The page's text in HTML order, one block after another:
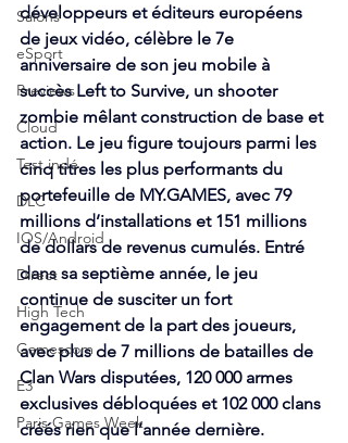
Salons
eSport
Previews
Cloud
Test indé
DLC
IOS/Android
Direct
High Tech
Gamescom
E3
Paris Games Week
développeurs et éditeurs européens
de jeux vidéo, célèbre le 7e
anniversaire de son jeu mobile à
succès Left to Survive, un shooter
zombie mêlant construction de base et
action. Le jeu figure toujours parmi les
cinq titres les plus performants du
portefeuille de MY.GAMES, avec 79
millions d’installations et 151 millions
de dollars de revenus cumulés. Entré
dans sa septième année, le jeu
continue de susciter un fort
engagement de la part des joueurs,
avec plus de 7 millions de batailles de
Clan Wars disputées, 120 000 armes
exclusives débloquées et 102 000 clans
créés rien que l’année dernière.